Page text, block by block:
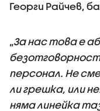
Георги Райчев,
„За нас това е
персонал. Не
ли грешка, или
няма линейка